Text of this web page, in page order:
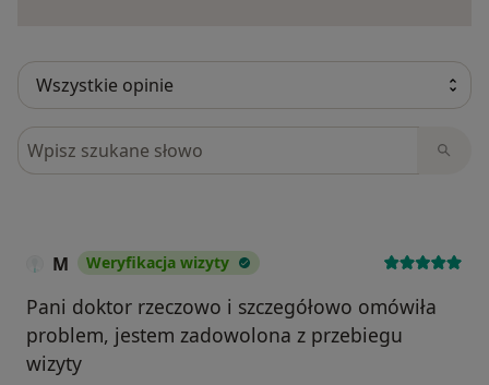
Szukaj w opiniach
M Weryfikacja wizyty
Pani doktor rzeczowo i szczegółowo omówiła
problem, jestem zadowolona z przebiegu
wizyty